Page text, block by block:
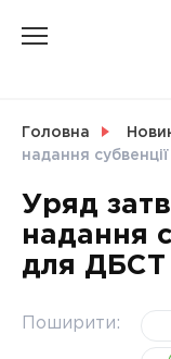
Головна
надання
Уряд
надання
для ДБСТ
Поширити: